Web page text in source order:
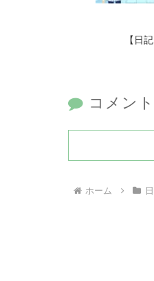
【日
コメント
ホーム